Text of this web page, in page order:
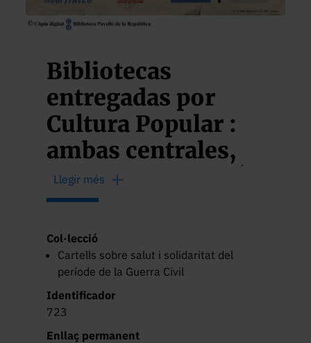
Bibliotecas
entregadas por
Cultura Popular :
ambas centrales,
desde su fundación
1 agosto de 1936
hasta 1 agosto de
1937
Llegir més
Col·lecció
Cartells sobre salut i solidaritat del
període de la Guerra Civil
Identificador
723
Enllaç permanent